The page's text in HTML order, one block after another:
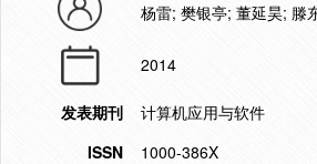
杨雷; 樊银亭; 董延昊; 滕
2014
发表期刊
计算机应用与软件
ISSN
1000-386X